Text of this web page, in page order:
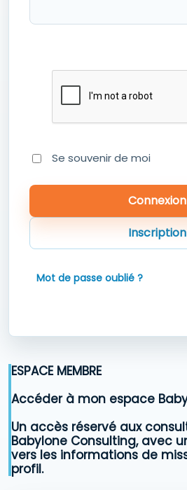
Se souvenir de moi
Inscription
Mot de passe oublié ?